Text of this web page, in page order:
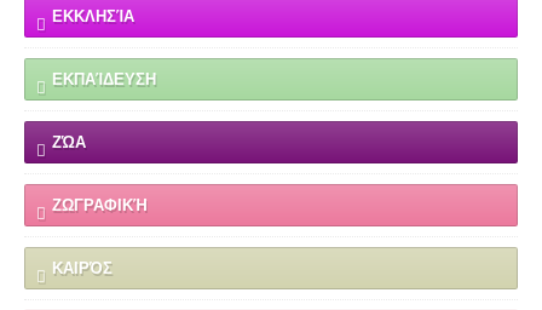
ΕΚΚΛΗΣΊΑ
ΕΚΠΑΊΔΕΥΣΗ
ΖΏΑ
ΖΩΓΡΑΦΙΚΉ
ΚΑΙΡΌΣ